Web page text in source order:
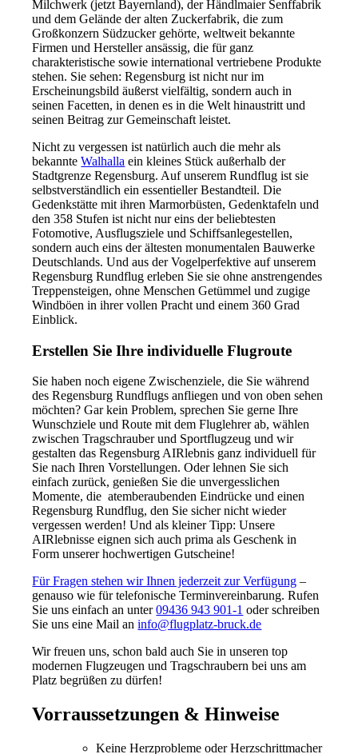
Milchwerk (jetzt Bayernland), der Händlmaier Senffabrik
und dem Gelände der alten Zuckerfabrik, die zum
Großkonzern Südzucker gehörte, weltweit bekannte
Firmen und Hersteller ansässig, die für ganz
charakteristische sowie international vertriebene Produkte
stehen. Sie sehen: Regensburg ist nicht nur im
Erscheinungsbild äußerst vielfältig, sondern auch in
seinen Facetten, in denen es in die Welt hinaustritt und
seinen Beitrag zur Gemeinschaft leistet.
Nicht zu vergessen ist natürlich auch die mehr als
bekannteWalhalla ein kleines Stück außerhalb der
Stadtgrenze Regensburg. Auf unserem Rundflug ist sie
selbstverständlich ein essentieller Bestandteil. Die
Gedenkstätte mit ihren Marmorbüsten, Gedenktafeln und
den 358 Stufen ist nicht nur eins der beliebtesten
Fotomotive, Ausflugsziele und Schiffsanlegestellen,
sondern auch eins der ältesten monumentalen Bauwerke
Deutschlands. Und aus der Vogelperfektive auf unserem
Regensburg Rundflug erleben Sie sie ohne anstrengendes
Treppensteigen, ohne Menschen Getümmel und zugige
Windböen in ihrer vollen Pracht und einem 360 Grad
Einblick.
Erstellen Sie Ihre individuelle Flugroute
Sie haben noch eigene Zwischenziele, die Sie während
des Regensburg Rundflugs anfliegen und von oben sehen
möchten? Gar kein Problem, sprechen Sie gerne Ihre
Wunschziele und Route mit dem Fluglehrer ab, wählen
zwischen Tragschrauber und Sportflugzeug und wir
gestalten das Regensburg AIRlebnis ganz individuell für
Sie nach Ihren Vorstellungen. Oder lehnen Sie sich
einfach zurück, genießen Sie die unvergesslichen
Momente, die atemberaubenden Eindrücke und einen
Regensburg Rundflug, den Sie sicher nicht wieder
vergessen werden! Und als kleiner Tipp: Unsere
AIRlebnisse eignen sich auch prima als Geschenk in
Form unserer hochwertigen Gutscheine!
Für Fragen stehen wir Ihnen jederzeit zur Verfügung –
genauso wie für telefonische Terminvereinbarung. Rufen
Sie uns einfach an unter09436 943 901-1 oder schreiben
Sie uns eine Mail aninfo@flugplatz-bruck.de
Wir freuen uns, schon bald auch Sie in unseren top
modernen Flugzeugen und Tragschraubern bei uns am
Platz begrüßen zu dürfen!
Vorraussetzungen & Hinweise
Keine Herzprobleme oder Herzschrittmacher